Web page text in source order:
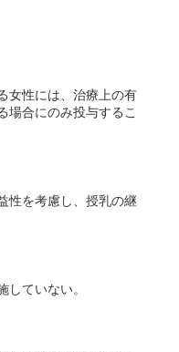
女性には、治療上の有
場合にのみ投与するこ
性を考慮し、授乳の継
ていない。